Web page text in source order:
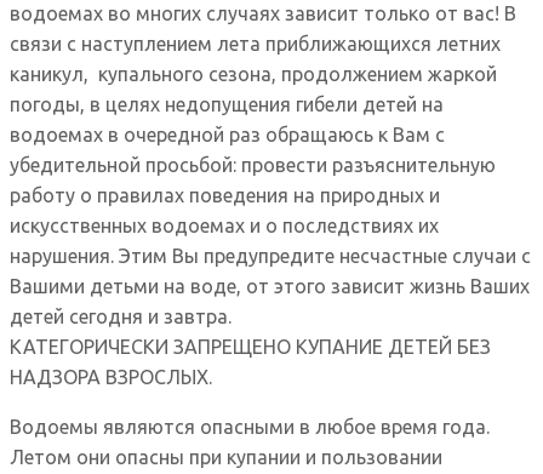
водоемах во многих случаях зависит только от вас! В
связи с наступлением лета приближающихся летних
каникул, купального сезона, продолжением жаркой
погоды, в целях недопущения гибели детей на
водоемах в очередной раз обращаюсь к Вам с
убедительной просьбой: провести разъяснительную
работу о правилах поведения на природных и
искусственных водоемах и о последствиях их
нарушения. Этим Вы предупредите несчастные случаи с
Вашими детьми на воде, от этого зависит жизнь Ваших
детей сегодня и завтра.
КАТЕГОРИЧЕСКИ ЗАПРЕЩЕНО КУПАНИЕ ДЕТЕЙ БЕЗ
НАДЗОРА ВЗРОСЛЫХ.
Водоемы являются опасными в любое время года.
Летом они опасны при купании и пользовании